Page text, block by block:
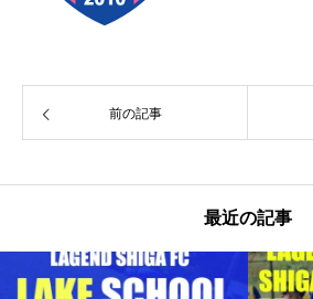
前の記事
最近の記事